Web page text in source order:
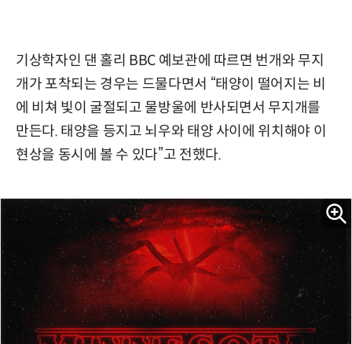
기상학자인 댄 홀리 BBC 예보관에 따르면 번개와 무지
개가 포착되는 경우는 드물다면서 “태양이 떨어지는 비
에 비쳐 빛이 굴절되고 물방울에 반사되면서 무지개를
만든다. 태양을 등지고 뇌우와 태양 사이에 위치해야 이
현상을 동시에 볼 수 있다”고 전했다.